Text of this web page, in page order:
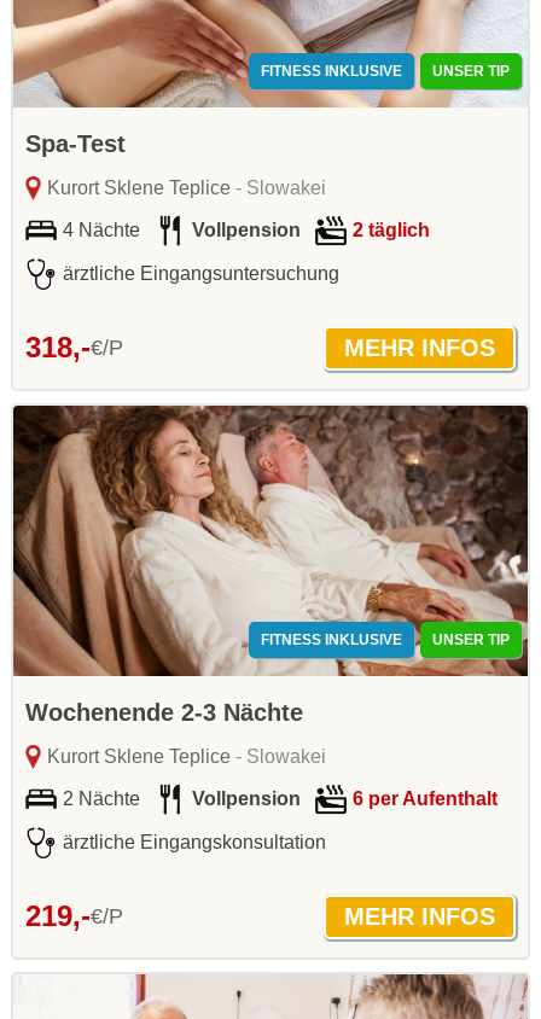
FITNESS INKLUSIVE UNSER TIP
Spa-Test
Kurort Sklene Teplice- Slowakei
4 Nächte Vollpension 2 täglich
ärztliche Eingangsuntersuchung
318,-€/P
FITNESS INKLUSIVE UNSER TIP
Wochenende 2-3 Nächte
Kurort Sklene Teplice- Slowakei
2 Nächte Vollpension 6 per Aufenthalt
ärztliche Eingangskonsultation
219,-€/P